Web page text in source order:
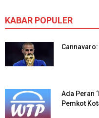
KABAR POPULER
Ada Peran
Pemkot